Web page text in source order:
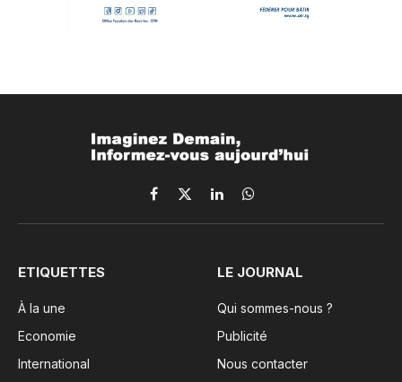
Facebook
X
(Twitter)
LinkedInWhatsApp
ETIQUETTES
À la une
Economie
International
LE JOURNAL
Qui sommes-nous ?
Publicité
Nous contacter